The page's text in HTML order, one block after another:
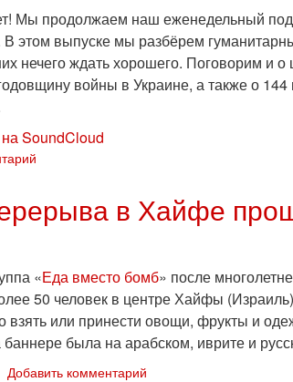
Мы продолжаем наш еженедельный
В этом выпуске мы разбёрем
нечего ждать хорошего. Поговорим и
войны в Украине, а также о
SoundCloud
в Хайфе
«Еда вместо бомб» после
50 человек в центре Хайфы
взять или принести овощи, фрукты и
была на арабском, иврите и
Добавить комментарий